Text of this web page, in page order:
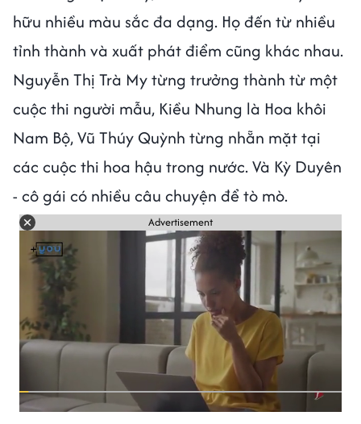
hữu nhiều màu sắc đa dạng. Họ đến từ nhiều
tỉnh thành và xuất phát điểm cũng khác nhau.
Nguyễn Thị Trà My từng trưởng thành từ một
cuộc thi người mẫu, Kiều Nhung là Hoa khôi
Nam Bộ, Vũ Thúy Quỳnh từng nhẵn mặt tại
các cuộc thi hoa hậu trong nước. Và Kỳ Duyên
- cô gái có nhiều câu chuyện để tò mò.
Advertisement